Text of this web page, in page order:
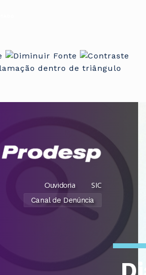
Ouvidoria SIC
Canal de Denúncia